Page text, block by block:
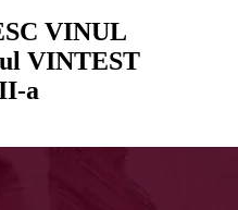
VINUL
VINTEST
a